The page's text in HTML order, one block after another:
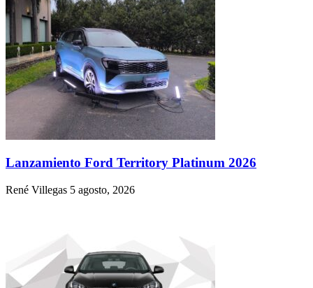
Lanzamiento Ford Territory Platinum 2026
René Villegas 5 agosto, 2026